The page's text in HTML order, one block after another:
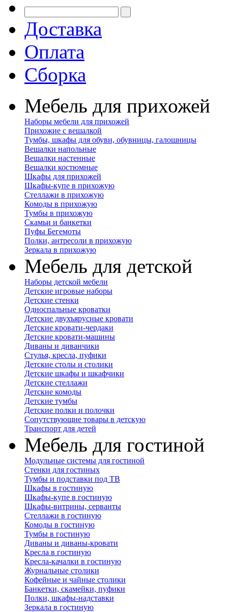
Доставка
Оплата
Сборка
Мебель для прихожей
Наборы мебели для прихожей
Прихожие с вешалкой
Тумбы, шкафы для обуви, обувницы, галошницы
Вешалки напольные
Вешалки настенные
Вешалки костюмные
Шкафы для прихожей
Шкафы-купе в прихожую
Стеллажи в прихожую
Комоды в прихожую
Тумбы в прихожую
Скамьи и банкетки
Пуфы Бегемоты
Полки, антресоли в прихожую
Зеркала в прихожую
Мебель для детской
Наборы детской мебели
Детские игровые наборы
Детские стенки
Односпальные кроватки
Детские двухъярусные кровати
Детские кровати-чердаки
Детские кровати-машины
Диваны и диванчики
Стулья, кресла, пуфики
Детские столы и столики
Детские шкафы и шкафчики
Детские стеллажи
Детские комоды
Детские тумбы
Детские полки и полочки
Сопутствующие товары в детскую
Транспорт для детей
Мебель для гостиной
Модульные системы для гостиной
Стенки для гостиных
Тумбы и подставки под ТВ
Шкафы в гостиную
Шкафы-купе в гостиную
Шкафы-витрины, серванты
Стеллажи в гостиную
Комоды в гостиную
Тумбы в гостиную
Диваны и диваны-кровати
Кресла в гостиную
Кресла-качалки в гостиную
Журнальные столики
Кофейные и чайные столики
Банкетки, скамейки, пуфики
Полки, шкафы-надставки
Зеркала в гостиную